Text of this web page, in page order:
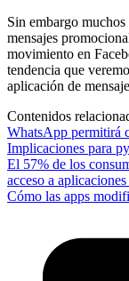
Sin embargo
mensajes
movimiento en
tendencia que
aplicación de
Contenidos
WhatsApp permitirá
Implicaciones para
El 57% de los
acceso a
Cómo las apps